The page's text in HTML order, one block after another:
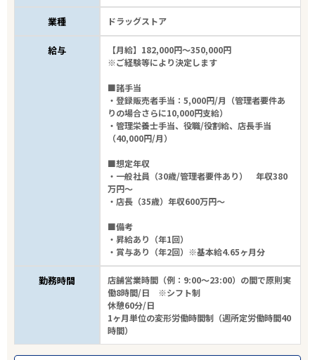
業種 ドラッグストア
給与
【月給】182,000円～350,000円
※ご経験等により決定します
■諸手当
・登録販売者手当：5,000円/月（管理者要件あ
りの場合さらに10,000円支給）
・管理栄養士手当、役職/役割給、店長手当
（40,000円/月）
■想定年収
・一般社員（30歳/管理者要件あり） 年収380
万円～
・店長（35歳）年収600万円～
■備考
・昇給あり（年1回）
・賞与あり（年2回）※基本給4.65ヶ月分
勤務時間
店舗営業時間（例：9:00～23:00）の間で原則実
働8時間/日 ※シフト制
休憩60分/日
1ヶ月単位の変形労働時間制（週所定労働時間40
時間）